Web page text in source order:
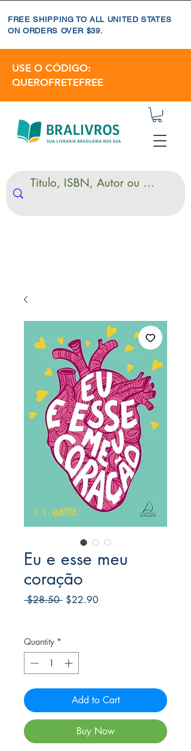
FREE SHIPPING TO ALL UNITED STATES
ON ORDERS OVER $39.
USE O CÓDIGO:
QUEROFRETEFREE
Eu e esse meu
coração
$28.50 Regular
$22.90Sale
Quantity *
Add to Cart
Buy Now